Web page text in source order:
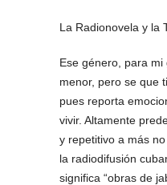
La Radionovela y la
Ese género, para
menor, pero se que
pues reporta
vivir. Altamente
y repetitivo a más
la radiodifusión
significa “obras de